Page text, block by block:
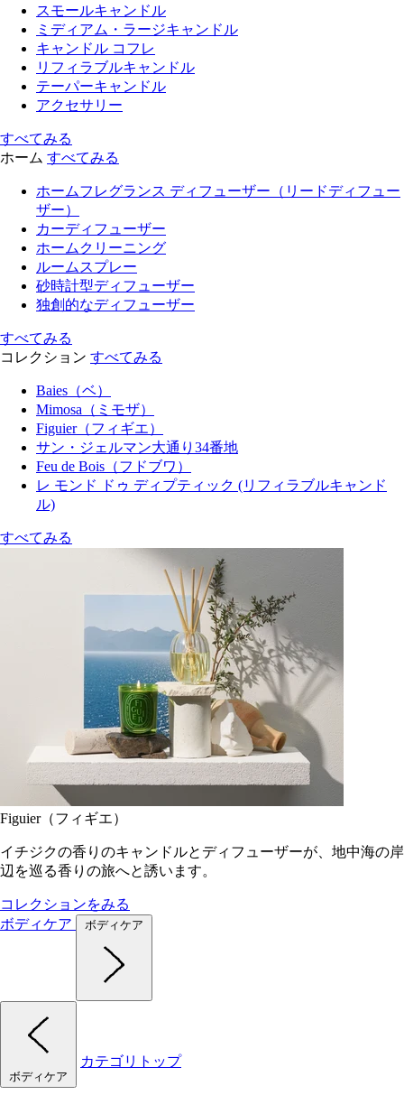
スモールキャンドル
ミディアム・ラージキャンドル
キャンドル コフレ
リフィラブルキャンドル
テーパーキャンドル
アクセサリー
すべてみる
ホーム すべてみる
ホームフレグランス ディフューザー（リードディフュー
ザー）
カーディフューザー
ホームクリーニング
ルームスプレー
砂時計型ディフューザー
独創的なディフューザー
すべてみる
コレクション すべてみる
Baies（ベ）
Mimosa（ミモザ）
Figuier（フィギエ）
サン・ジェルマン大通り34番地
Feu de Bois（フドブワ）
レ モンド ドゥ ディプティック (リフィラブルキャンド
ル)
すべてみる
Figuier（フィギエ）
イチジクの香りのキャンドルとディフューザーが、地中海の岸
辺を巡る香りの旅へと誘います。
コレクションをみる
ボディケア
ボディケア
ボディケア
カテゴリトップ